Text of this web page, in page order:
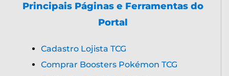
Principais Páginas e Ferramentas do
Portal
Cadastro Lojista TCG
Comprar Boosters Pokémon TCG